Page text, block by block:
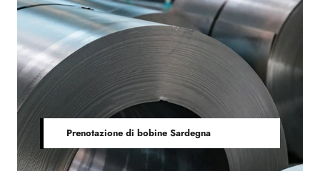
Prenotazione di bobine Sardegna